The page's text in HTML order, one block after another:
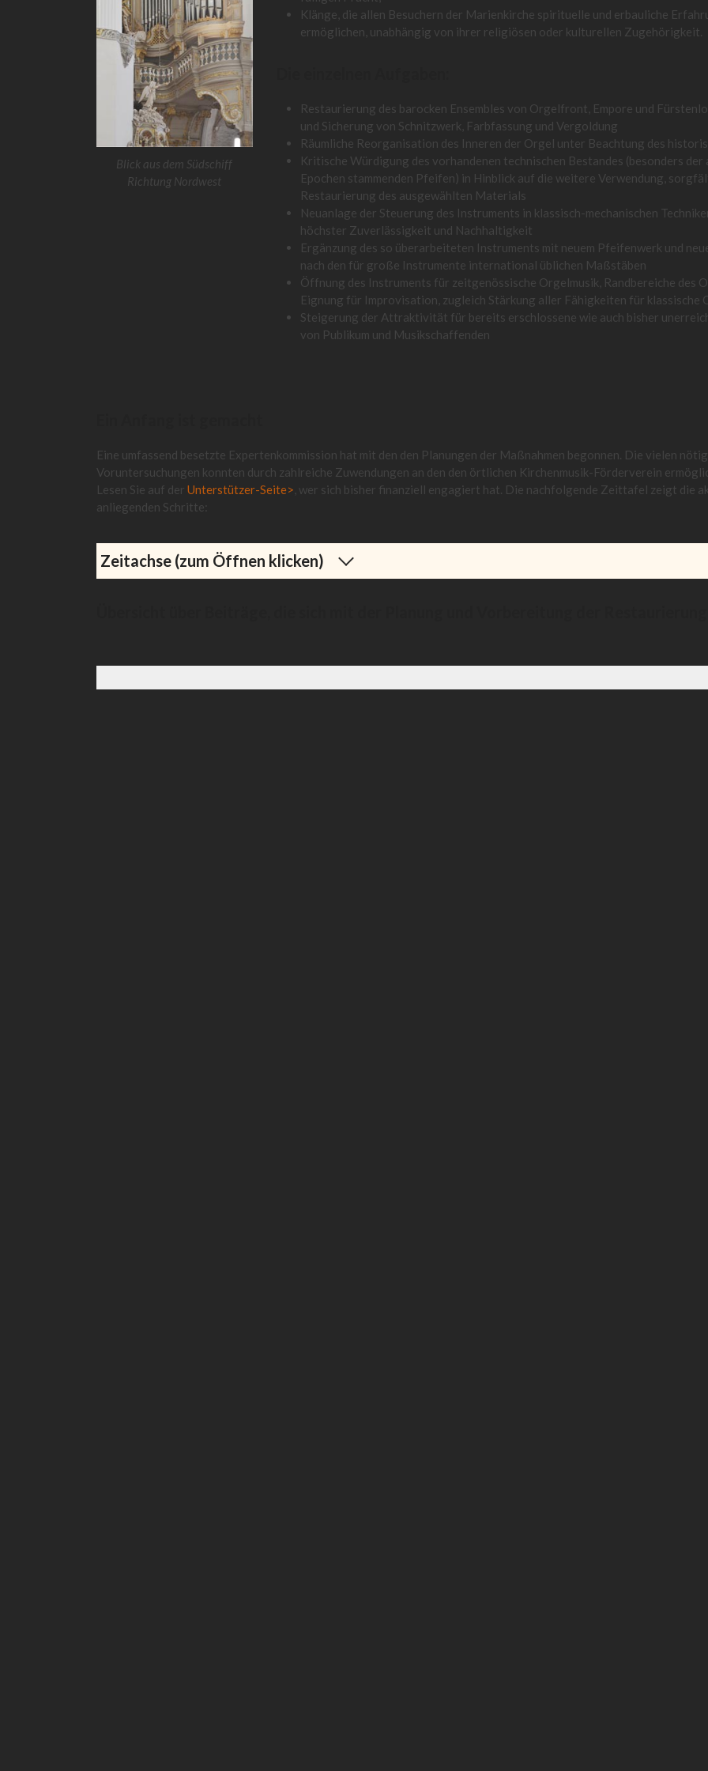
Blick aus dem Südschiff
Richtung Nordwest
Klänge, die allen Besuchern der Marienkirche spirituelle und erbauliche
ermöglichen, unabhängig von ihrer religiösen oder kulturellen Zugehörigkeit.
Restaurierung des barocken Ensembles von Orgelfront, Empore und
und Sicherung von Schnitzwerk, Farbfassung und Vergoldung
Räumliche Reorganisation des Inneren der Orgel unter Beachtung des
Kritische Würdigung des vorhandenen technischen Bestandes (besonders der
Epochen stammenden Pfeifen) in Hinblick auf die weitere Verwendung,
Restaurierung des ausgewählten Materials
Neuanlage der Steuerung des Instruments in klassisch-mechanischen
höchster Zuverlässigkeit und Nachhaltigkeit
Ergänzung des so überarbeiteten Instruments mit neuem Pfeifenwerk und
nach den für große Instrumente international üblichen Maßstäben
Öffnung des Instruments für zeitgenössische Orgelmusik, Randbereiche des
Eignung für Improvisation, zugleich Stärkung aller Fähigkeiten für klassische
Steigerung der Attraktivität für bereits erschlossene wie auch bisher
von Publikum und Musikschaffenden
Eine umfassend besetzte Expertenkommission hat mit den den Planungen der Maßnahmen begonnen. Die vielen
Voruntersuchungen konnten durch zahlreiche Zuwendungen an den den örtlichen Kirchenmusik-Förderverein
Lesen Sie auf der Unterstützer-Seite> , wer sich bisher finanziell engagiert hat. Die nachfolgende Zeittafel zeigt die
anliegenden Schritte:
Zeitachse (zum Öffnen klicken)